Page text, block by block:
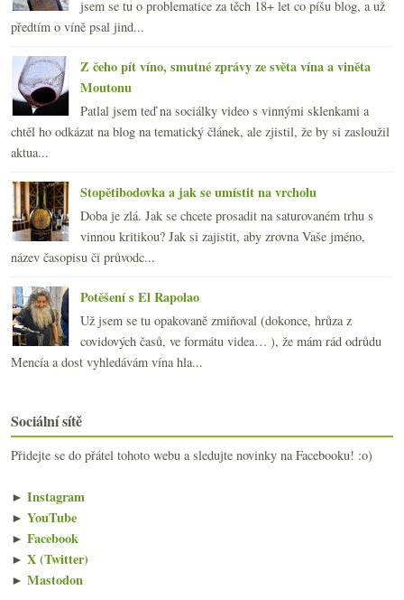
jsem se tu o problematice za těch 18+ let co píšu blog, a už
předtím o víně psal jind...
Z čeho pít víno, smutné zprávy ze světa vína a viněta
Moutonu
Patlal jsem teď na sociálky video s vinnými sklenkami a
chtěl ho odkázat na blog na tematický článek, ale zjistil, že by si zasloužil
aktua...
Stopětibodovka a jak se umístit na vrcholu
Doba je zlá. Jak se chcete prosadit na saturovaném trhu s
vinnou kritikou? Jak si zajistit, aby zrovna Vaše jméno,
název časopisu či průvodc...
Potěšení s El Rapolao
Už jsem se tu opakovaně zmiňoval (dokonce, hrůza z
covidových časů, ve formátu videa… ), že mám rád odrůdu
Mencía a dost vyhledávám vína hla...
Sociální sítě
Přidejte se do přátel tohoto webu a sledujte novinky na Facebooku! :o)
► Instagram
► YouTube
► Facebook
► X (Twitter)
► Mastodon